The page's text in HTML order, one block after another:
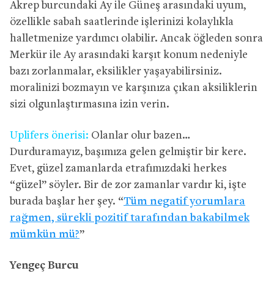
Akrep burcundaki Ay ile Güneş arasındaki uyum,
özellikle sabah saatlerinde işlerinizi kolaylıkla
halletmenize yardımcı olabilir. Ancak öğleden sonra
Merkür ile Ay arasındaki karşıt konum nedeniyle
bazı zorlanmalar, eksilikler yaşayabilirsiniz.
moralinizi bozmayın ve karşınıza çıkan aksiliklerin
sizi olgunlaştırmasına izin verin.
Uplifers önerisi: Olanlar olur bazen…
Durduramayız, başımıza gelen gelmiştir bir kere.
Evet, güzel zamanlarda etrafımızdaki herkes
“güzel” söyler. Bir de zor zamanlar vardır ki, işte
burada başlar her şey. “Tüm negatif yorumlara
rağmen, sürekli pozitif tarafından bakabilmek
mümkün mü?”
Yengeç Burcu